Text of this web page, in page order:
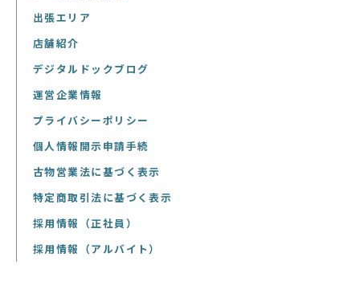
出張エリア
店舗紹介
デジタルドックブログ
運営企業情報
プライバシーポリシー
個人情報開示申請手続
古物営業法に基づく表示
特定商取引法に基づく表示
採用情報（正社員）
採用情報（アルバイト）